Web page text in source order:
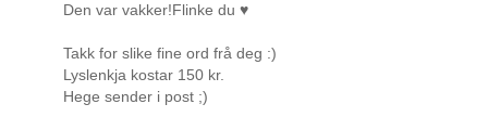
Den var vakker!Flinke du ♥
Takk for slike fine ord frå deg :)
Lyslenkja kostar 150 kr.
Hege sender i post ;)